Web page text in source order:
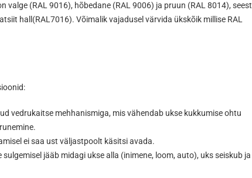
valge (RAL 9016), hõbedane (RAL 9006) ja pruun (RAL 8014), seest
hall(RAL7016). Võimalik vajadusel värvida ükskõik millise RAL
vedrukaitse mehhanismiga, mis vähendab ukse kukkumise ohtu
ei saa ust väljastpoolt käsitsi avada.
sulgemisel jääb midagi ukse alla (inimene, loom, auto), uks seiskub ja